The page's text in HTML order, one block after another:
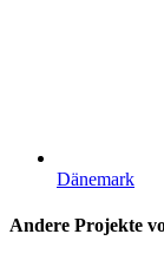
Dänemark
Andere Projekte